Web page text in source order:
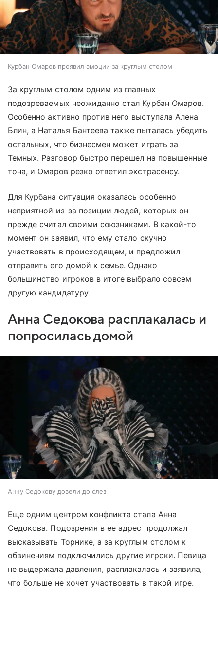
Курбан Омаров проявил эмоции за круглым столом
За круглым столом одним из главных
подозреваемых неожиданно стал Курбан Омаров.
Особенно активно против него выступала Алена
Блин, а Наталья Бантеева также пыталась убедить
остальных, что бизнесмен может играть за
Темных. Разговор быстро перешел на повышенные
тона, и Омаров резко ответил экстрасенсу.
Для Курбана ситуация оказалась особенно
неприятной из-за позиции людей, которых он
прежде считал своими союзниками. В какой-то
момент он заявил, что ему стало скучно
участвовать в происходящем, и предложил
отправить его домой к семье. Однако
большинство игроков в итоге выбрало совсем
другую кандидатуру.
Анна Седокова расплакалась и
попросилась домой
Анну Седокову довели до слез
Еще одним центром конфликта стала Анна
Седокова. Подозрения в ее адрес продолжал
высказывать Торнике, а за круглым столом к
обвинениям подключились другие игроки. Певица
не выдержала давления, расплакалась и заявила,
что больше не хочет участвовать в такой игре.